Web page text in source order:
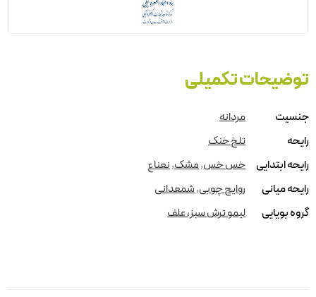
توضیحات تکمیلی
جنسیت
مردانه
رایحه
تلخ خنک
رایحه ابتدایی
خس خس,مشک,نعناع
رایحه میانی
روایح چوبی,شمعدانی
گروه بویایی
لیمو ترش سبز، علف